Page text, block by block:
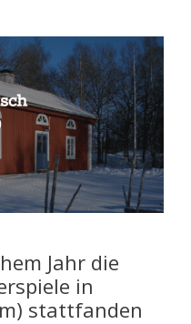
Jahr die
in
stattfanden